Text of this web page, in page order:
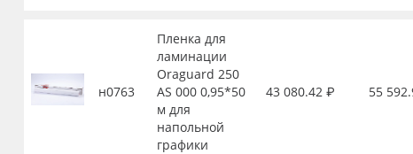
н0763
Пленка для
ламинации
Oraguard 250
АS 000 0,95*50
м для
напольной
графики
43 080.42 ₽ 55